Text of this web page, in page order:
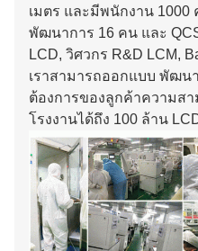
เมตร และมีพนักงาน
พัฒนาการ 16 คน และ
LCD, วิศวกร R&D LCM,
เราสามารถออกแบบ พัฒน
ต้องการของลูกค้าความส
โรงงานได้ถึง 100 ล้าน